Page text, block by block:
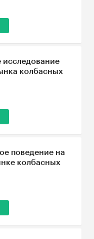
исследование
колбасных
поведение на
колбасных